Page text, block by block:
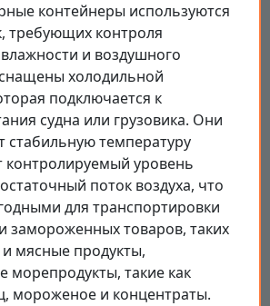
контейнеры используются
требующих контроля
и воздушного
холодильной
подключается к
судна или грузовика. Они
стабильную температуру
контролируемый уровень
поток воздуха, что
для транспортировки
замороженных товаров, таких
мясные продукты,
морепродукты, такие как
мороженое и концентраты.